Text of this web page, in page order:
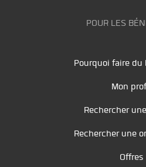
POUR LES
Pourquoi faire du
Mon
Rechercher
Rechercher une
Offres